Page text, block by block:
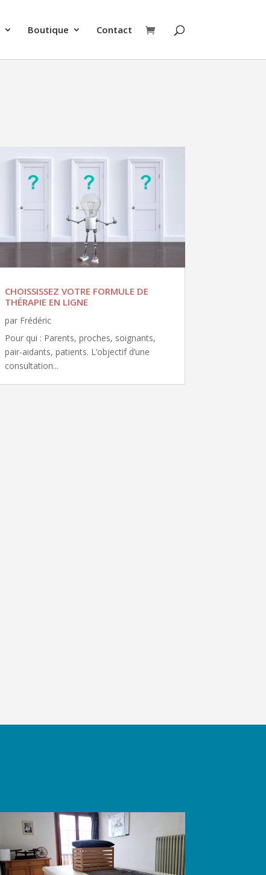
Boutique Contact
CHOISSISSEZ VOTRE FORMULE DE
THÉRAPIE EN LIGNE
par Frédéric
Pour qui : Parents, proches, soignants,
pair-aidants, patients. L’objectif d’une
consultation...